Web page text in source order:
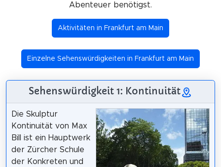
Abenteuer benötigst.
Aktivitäten in Frankfurt am Main
Einzelne Sehenswürdigkeiten in Frankfurt am Main
Sehenswürdigkeit 1: Kontinuität
Die Skulptur
Kontinuität von Max
Bill ist ein Hauptwerk
der Zürcher Schule
der Konkreten und